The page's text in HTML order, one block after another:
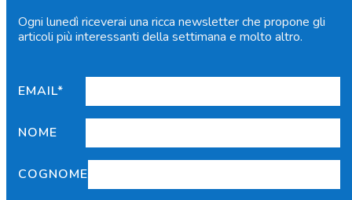
Ogni lunedì riceverai una ricca newsletter che propone gli
articoli più interessanti della settimana e molto altro.
EMAIL*
NOME
COGNOME